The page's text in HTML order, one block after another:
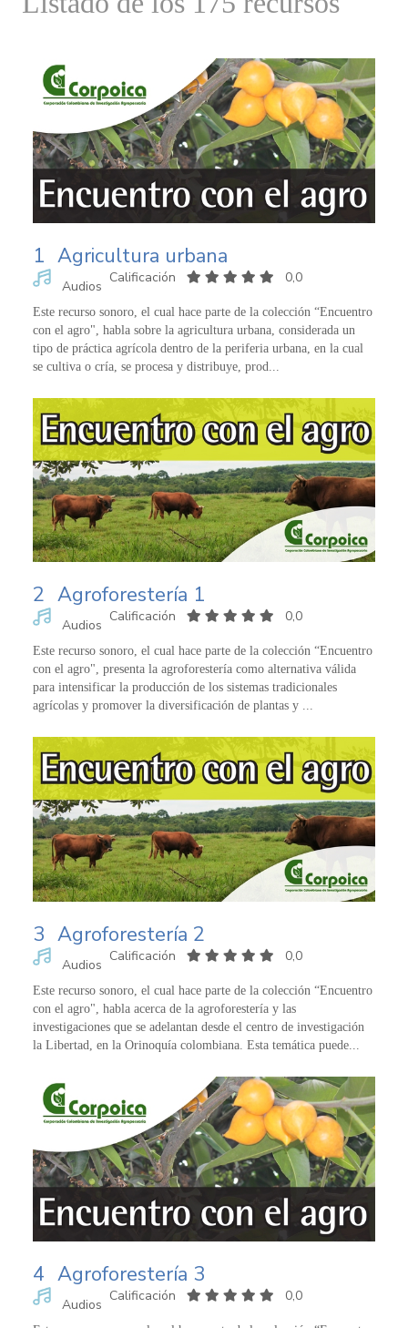
1 Agricultura urbana
Audios
Calificación 0,0
Este recurso sonoro, el cual hace parte de la colección “Encuentro
con el agro", habla sobre la agricultura urbana, considerada un
tipo de práctica agrícola dentro de la periferia urbana, en la cual
se cultiva o cría, se procesa y distribuye, prod...
2 Agroforestería 1
Audios
Calificación 0,0
Este recurso sonoro, el cual hace parte de la colección “Encuentro
con el agro", presenta la agroforestería como alternativa válida
para intensificar la producción de los sistemas tradicionales
agrícolas y promover la diversificación de plantas y ...
3 Agroforestería 2
Audios
Calificación 0,0
Este recurso sonoro, el cual hace parte de la colección “Encuentro
con el agro", habla acerca de la agroforestería y las
investigaciones que se adelantan desde el centro de investigación
la Libertad, en la Orinoquía colombiana. Esta temática puede...
4 Agroforestería 3
Audios
Calificación 0,0